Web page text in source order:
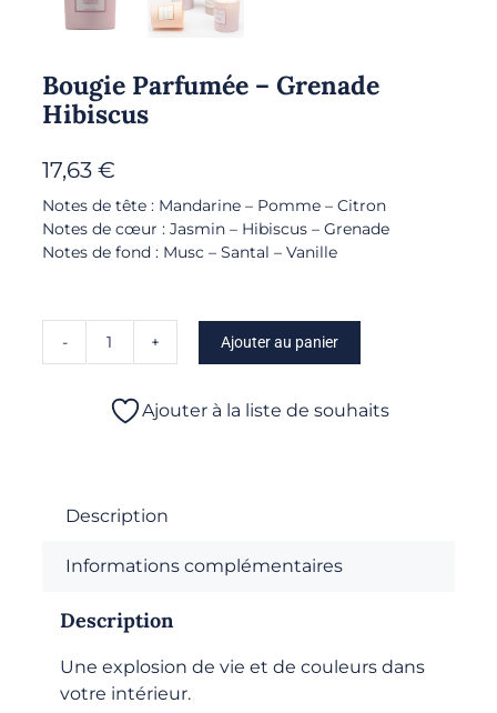
Bougie Parfumée – Grenade
Hibiscus
17,63 €
Notes de tête : Mandarine – Pomme – Citron
Notes de cœur : Jasmin – Hibiscus – Grenade
Notes de fond : Musc – Santal – Vanille
quantité
Bougie
Hibiscus
Ajouter au panier
Ajouter à la liste de souhaits
Description
Informations complémentaires
Description
Une explosion de vie et de couleurs dans
votre intérieur.